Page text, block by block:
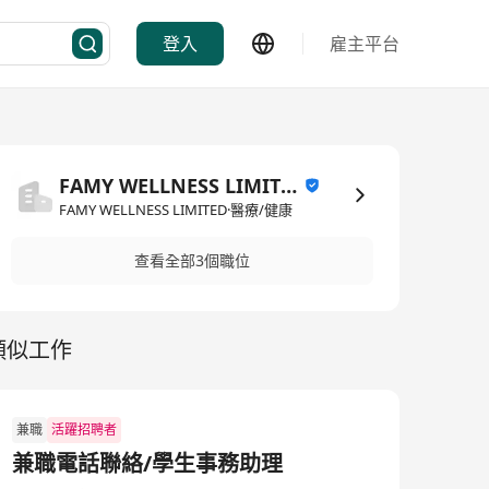
登入 雇主平台
FAMY WELLNESS LIMITED
FAMY WELLNESS LIMITED·醫療/健康
查看全部3個職位
似工作
兼職 活躍招聘者
兼職電話聯絡/學生事務助理